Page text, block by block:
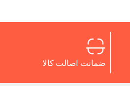
ضمانت اصالت کالا